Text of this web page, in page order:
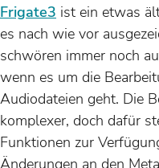
Frigate3 ist ein etwas
es nach wie vor
schwören immer noch
wenn es um die
Audiodateien geht. Die
komplexer, doch dafür
Funktionen zur
Änderungen an den